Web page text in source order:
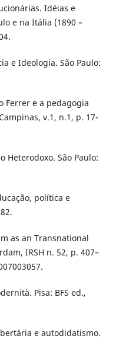
Idéias e
e na Itália (1890 –
e Ideologia. São Paulo:
Ferrer e a pedagogia
v.1, n.1, p. 17-
Heterodoxo. São Paulo:
política e
as an Transnational
IRSH n. 52, p. 407–
Pisa: BFS ed.,
e autodidatismo.